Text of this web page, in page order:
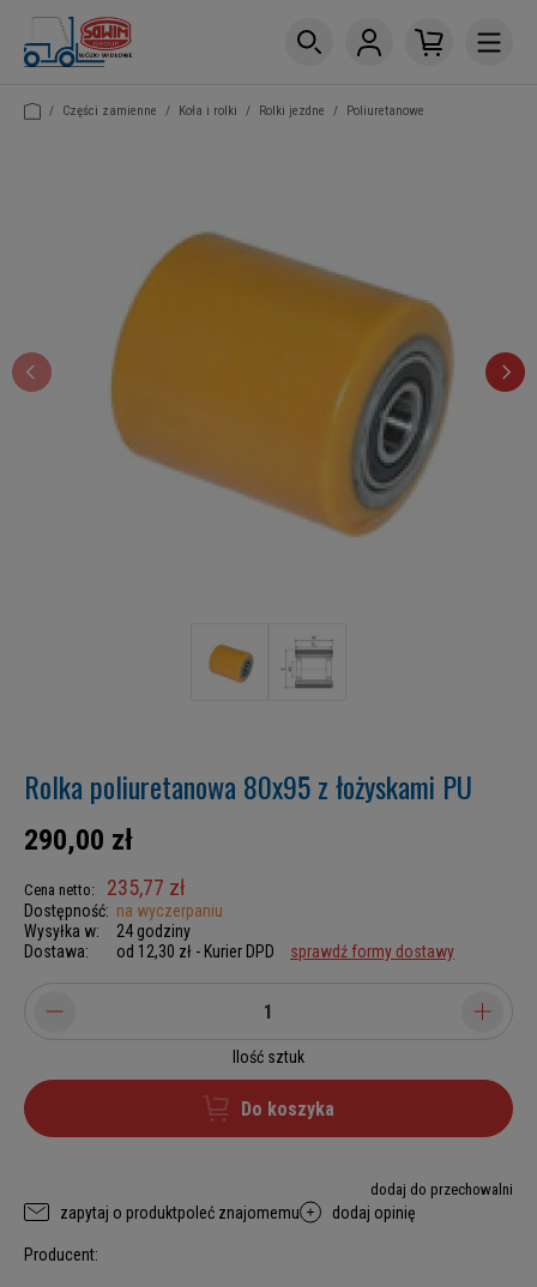
/ Części zamienne / Koła i rolki / Rolki jezdne / Poliuretanowe
Rolka poliuretanowa 80x95 z łożyskami PU
290,00 zł
Cena netto: 235,77 zł
Dostępność: na wyczerpaniu
Wysyłka w:
24 godziny
Dostawa:
od 12,30 zł - Kurier DPD sprawdź formy dostawy
Ilość sztuk
Do koszyka
dodaj do przechowalni
zapytaj o produktpoleć znajomemu dodaj opinię
Producent: